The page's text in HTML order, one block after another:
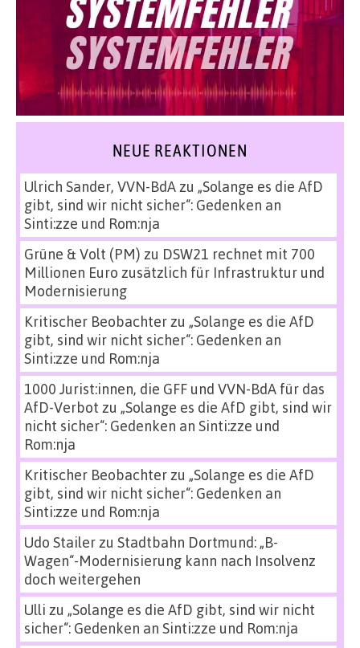
NEUE REAKTIONEN
Ulrich Sander, VVN-BdAzu „Solange es die AfD
gibt, sind wir nicht sicher“: Gedenken an
Sinti:zze und Rom:nja
Grüne & Volt (PM) zu DSW21 rechnet mit 700
Millionen Euro zusätzlich für Infrastruktur und
Modernisierung
Kritischer Beobachterzu „Solange es die AfD
gibt, sind wir nicht sicher“: Gedenken an
Sinti:zze und Rom:nja
1000 Jurist:innen, die GFF und VVN-BdA für das
AfD-Verbot zu „Solange es die AfD gibt, sind wir
nicht sicher“: Gedenken an Sinti:zze und
Rom:nja
Kritischer Beobachterzu „Solange es die AfD
gibt, sind wir nicht sicher“: Gedenken an
Sinti:zze und Rom:nja
Udo Stailerzu Stadtbahn Dortmund: „B-
Wagen“-Modernisierung kann nach Insolvenz
doch weitergehen
Ulli zu „Solange es die AfD gibt, sind wir nicht
sicher“: Gedenken an Sinti:zze und Rom:nja